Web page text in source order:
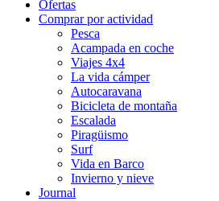
Ofertas
Comprar por actividad
Pesca
Acampada en coche
Viajes 4x4
La vida cámper
Autocaravana
Bicicleta de montaña
Escalada
Piragüismo
Surf
Vida en Barco
Invierno y nieve
Journal